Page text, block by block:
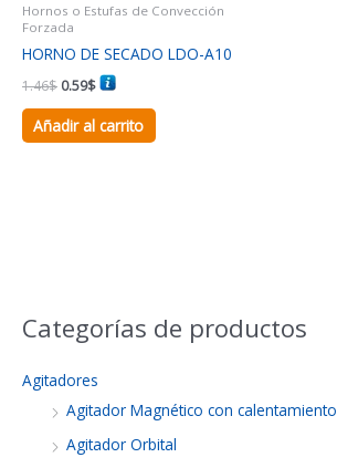
Hornos o Estufas de Convección
Forzada
HORNO DE SECADO LDO-A10
1.46$ 0.59$
Añadir al carrito
Categorías de productos
Agitadores
Agitador Magnético con calentamiento
Agitador Orbital